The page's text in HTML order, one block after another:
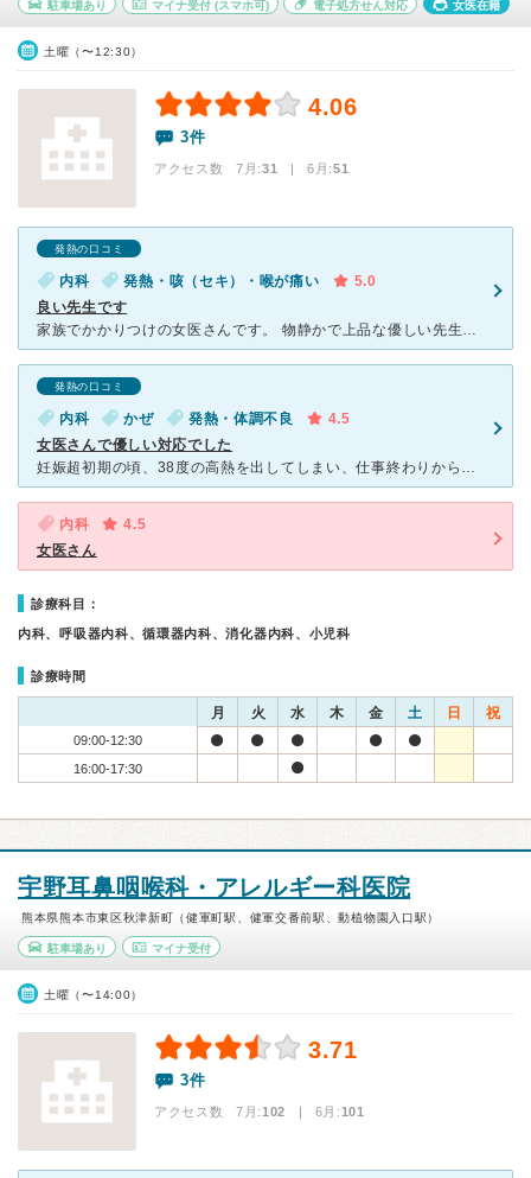
駐車場あり マイナ受付(スマホ可) 電子処方せん対応 女医在籍
土曜（〜12:30）
4.06
3件
アクセス数 7月:31 | 6月:51
発熱の口コミ
内科 発熱・咳（セキ）・喉が痛い
5.0
良い先生です
家族でかかりつけの女医さんです。 物静かで上品な優しい先生です。 こちらの訴えをしっかり聞いて下さいます。診察料も多分他の病院より安く、 お薬もジェネリックを処方して下さることが多く負担額が少な
発熱の口コミ
内科 かぜ 発熱・体調不良
4.5
女医さんで優しい対応でした
妊娠超初期の頃、38度の高熱を出してしまい、仕事終わりからあいている病院が限られており、調べたところこちらがその曜日がたまたま遅くまで診療されていたので行ってみました。妊娠超初期、そして初めていく病院
内科
4.5
女医さん
診療科目：
内科、呼吸器内科、循環器内科、消化器内科、小児科
診療時間
月 火 水 木 金 土 日 祝
09:00-12:30
16:00-17:30
宇野耳鼻咽喉科・アレルギー科医院
熊本県熊本市東区秋津新町（健軍町駅、健軍交番前駅、動植物園入口駅）
駐車場あり マイナ受付
土曜（〜14:00）
3.71
3件
アクセス数 7月:102 | 6月:101